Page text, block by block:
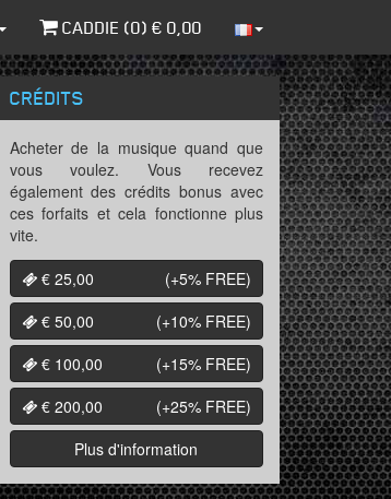
CADDIE (0) € 0,00
CRÉDITS
Acheter de la musique quand que
vous voulez. Vous recevez
également des crédits bonus avec
ces forfaits et cela fonctionne plus
vite.
€ 25,00
(+5% FREE)
€ 50,00
(+10% FREE)
€ 100,00
(+15% FREE)
€ 200,00
(+25% FREE)
Plus d'information